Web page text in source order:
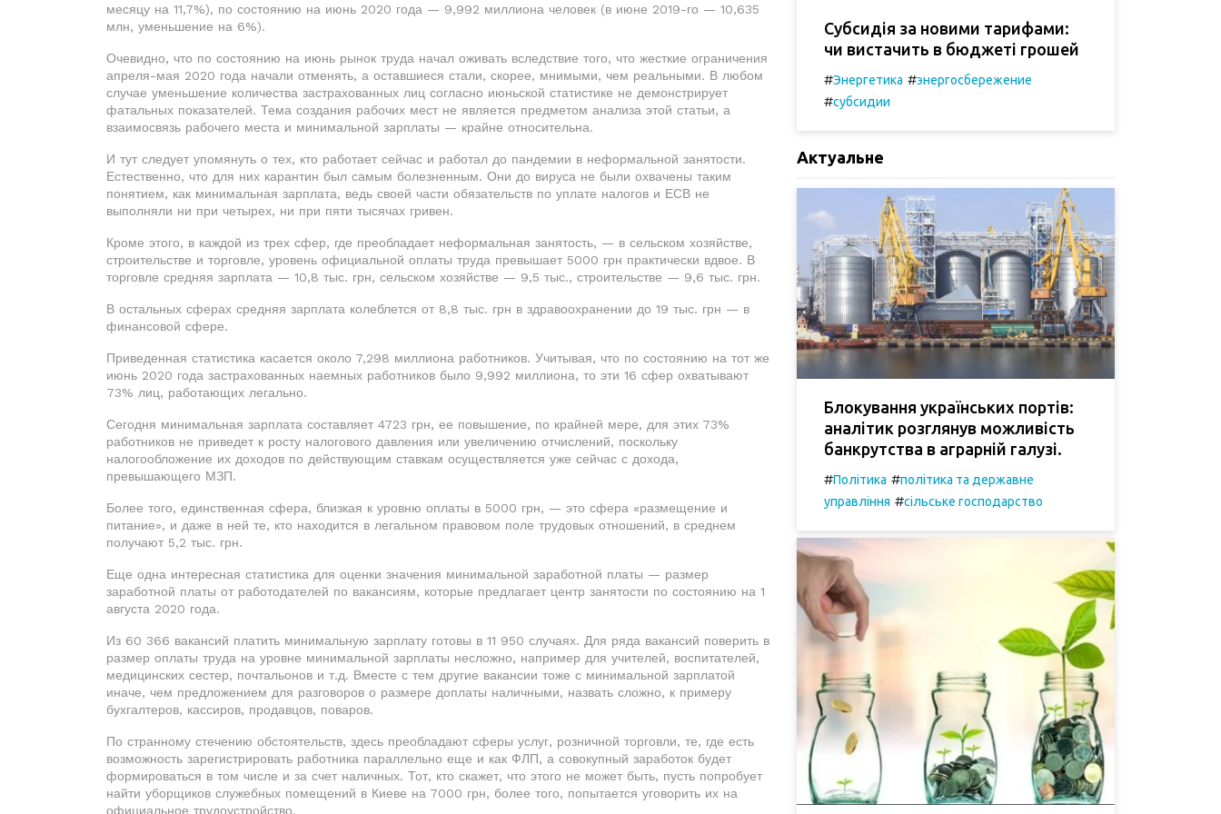
месяцу на 11,7%), по состоянию на июнь 2020 года — 9,992 миллиона человек (в июне 2019-го — 10,635
млн, уменьшение на 6%).
Очевидно, что по состоянию на июнь рынок труда начал оживать вследствие того, что жесткие ограничения
апреля-мая 2020 года начали отменять, а оставшиеся стали, скорее, мнимыми, чем реальными. В любом
случае уменьшение количества застрахованных лиц согласно июньской статистике не демонстрирует
фатальных показателей. Тема создания рабочих мест не является предметом анализа этой статьи, а
взаимосвязь рабочего места и минимальной зарплаты — крайне относительна.
И тут следует упомянуть о тех, кто работает сейчас и работал до пандемии в неформальной занятости.
Естественно, что для них карантин был самым болезненным. Они до вируса не были охвачены таким
понятием, как минимальная зарплата, ведь своей части обязательств по уплате налогов и ЕСВ не
выполняли ни при четырех, ни при пяти тысячах гривен.
Кроме этого, в каждой из трех сфер, где преобладает неформальная занятость, — в сельском хозяйстве,
строительстве и торговле, уровень официальной оплаты труда превышает 5000 грн практически вдвое. В
торговле средняя зарплата — 10,8 тыс. грн, сельском хозяйстве — 9,5 тыс., строительстве — 9,6 тыс. грн.
В остальных сферах средняя зарплата колеблется от 8,8 тыс. грн в здравоохранении до 19 тыс. грн — в
финансовой сфере.
Приведенная статистика касается около 7,298 миллиона работников. Учитывая, что по состоянию на тот же
июнь 2020 года застрахованных наемных работников было 9,992 миллиона, то эти 16 сфер охватывают
73% лиц, работающих легально.
Сегодня минимальная зарплата составляет 4723 грн, ее повышение, по крайней мере, для этих 73%
работников не приведет к росту налогового давления или увеличению отчислений, поскольку
налогообложение их доходов по действующим ставкам осуществляется уже сейчас с дохода,
превышающего МЗП.
Более того, единственная сфера, близкая к уровню оплаты в 5000 грн, — это сфера «размещение и
питание», и даже в ней те, кто находится в легальном правовом поле трудовых отношений, в среднем
получают 5,2 тыс. грн.
Еще одна интересная статистика для оценки значения минимальной заработной платы — размер
заработной платы от работодателей по вакансиям, которые предлагает центр занятости по состоянию на 1
августа 2020 года.
Из 60 366 вакансий платить минимальную зарплату готовы в 11 950 случаях. Для ряда вакансий поверить в
размер оплаты труда на уровне минимальной зарплаты несложно, например для учителей, воспитателей,
медицинских сестер, почтальонов и т.д. Вместе с тем другие вакансии тоже с минимальной зарплатой
иначе, чем предложением для разговоров о размере доплаты наличными, назвать сложно, к примеру
бухгалтеров, кассиров, продавцов, поваров.
По странному стечению обстоятельств, здесь преобладают сферы услуг, розничной торговли, те, где есть
возможность зарегистрировать работника параллельно еще и как ФЛП, а совокупный заработок будет
формироваться в том числе и за счет наличных. Тот, кто скажет, что этого не может быть, пусть попробует
найти уборщиков служебных помещений в Киеве на 7000 грн, более того, попытается уговорить их на
официальное трудоустройство.
Субсидія за новими тарифами:
чи вистачить в бюджеті грошей
#Энергетика #энергосбережение
#субсидии
Актуальне
Блокування українських портів:
аналітик розглянув можливість
банкрутства в аграрній галузі.
#Політика #політика та державне
управління #сільське господарство